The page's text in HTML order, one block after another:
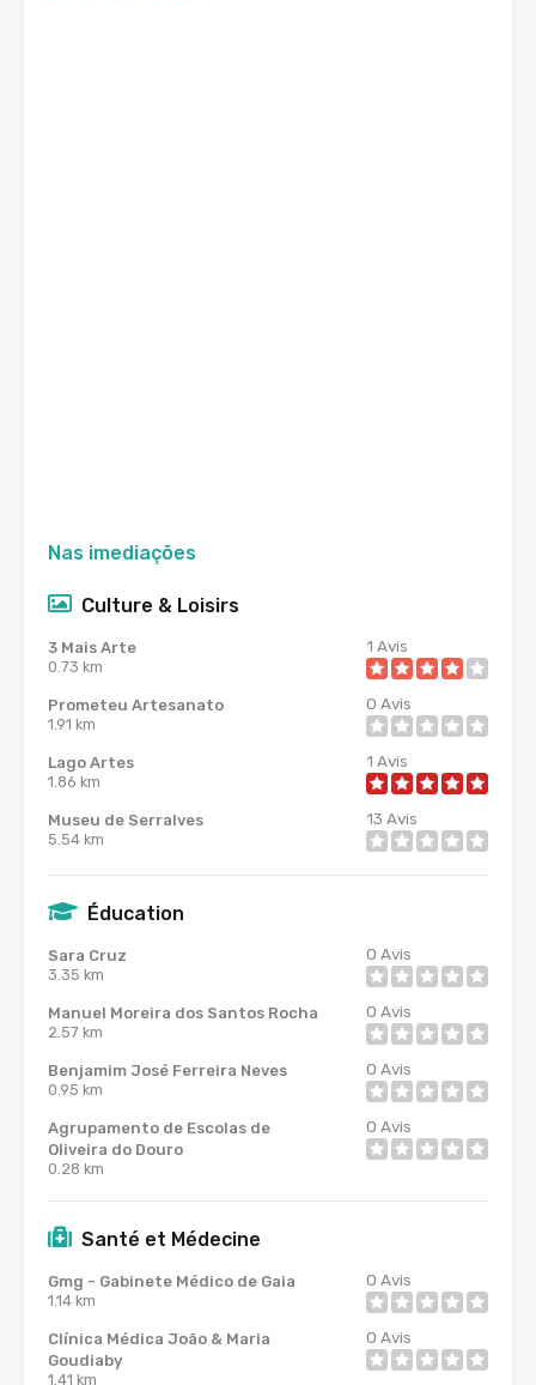
Nas imediações
Culture & Loisirs
3 Mais Arte
0.73 km
1 Avis
Prometeu Artesanato
1.91 km
0 Avis
Lago Artes
1.86 km
1 Avis
Museu de Serralves
5.54 km
13 Avis
Éducation
Sara Cruz
3.35 km
0 Avis
Manuel Moreira dos Santos Rocha
2.57 km
0 Avis
Benjamim José Ferreira Neves
0.95 km
0 Avis
Agrupamento de Escolas de
Oliveira do Douro
0.28 km
0 Avis
Santé et Médecine
Gmg - Gabinete Médico de Gaia
1.14 km
0 Avis
Clínica Médica João & Maria
Goudiaby
1.41 km
0 Avis